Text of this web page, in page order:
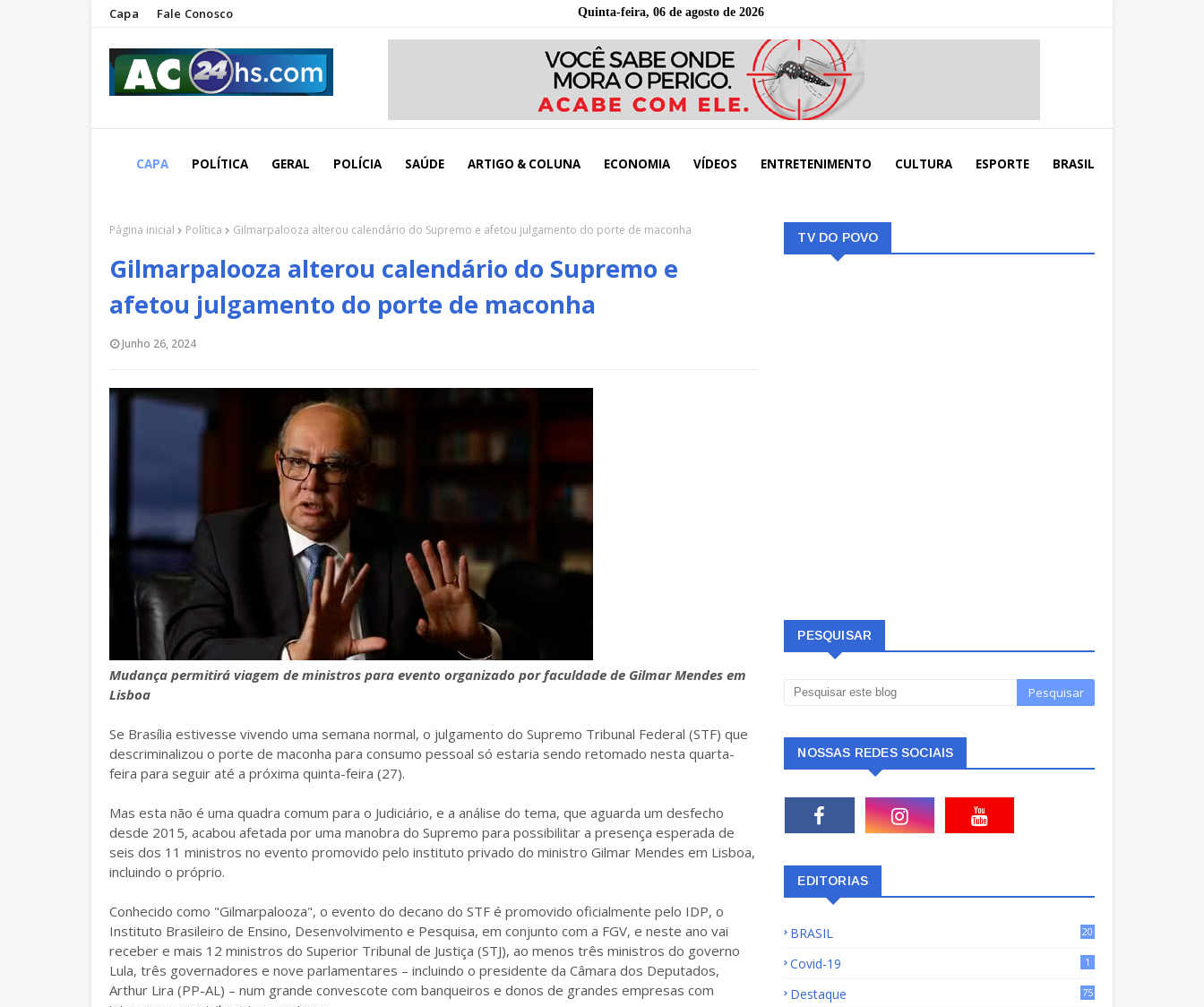
Capa Fale Conosco Quinta-feira, 06 de agosto de 2026
CAPA POLÍTICA GERAL POLÍCIA SAÚDE ARTIGO & COLUNA ECONOMIA VÍDEOS ENTRETENIMENTO CULTURA ESPORTE BRASIL
Página inicial Política Gilmarpalooza alterou calendário do Supremo e afetou julgamento do porte de maconha
Gilmarpalooza alterou calendário do Supremo e
afetou julgamento do porte de maconha
Junho 26, 2024
Mudança permitirá viagem de ministros para evento organizado por faculdade de Gilmar Mendes em
Lisboa
Se Brasília estivesse vivendo uma semana normal, o julgamento do Supremo Tribunal Federal (STF) que
descriminalizou o porte de maconha para consumo pessoal só estaria sendo retomado nesta quarta-
feira para seguir até a próxima quinta-feira (27).
Mas esta não é uma quadra comum para o Judiciário, e a análise do tema, que aguarda um desfecho
desde 2015, acabou afetada por uma manobra do Supremo para possibilitar a presença esperada de
seis dos 11 ministros no evento promovido pelo instituto privado do ministro Gilmar Mendes em Lisboa,
incluindo o próprio.
Conhecido como "Gilmarpalooza", o evento do decano do STF é promovido oficialmente pelo IDP, o
Instituto Brasileiro de Ensino, Desenvolvimento e Pesquisa, em conjunto com a FGV, e neste ano vai
receber e mais 12 ministros do Superior Tribunal de Justiça (STJ), ao menos três ministros do governo
Lula, três governadores e nove parlamentares – incluindo o presidente da Câmara dos Deputados,
Arthur Lira (PP-AL) – num grande convescote com banqueiros e donos de grandes empresas com
TV DO POVO
PESQUISAR
NOSSAS REDES SOCIAIS
EDITORIAS
BRASIL
20
Covid-19 1
Destaque
75